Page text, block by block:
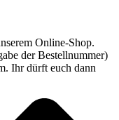
Online-Shop.
der Bestellnummer)
Ihr dürft euch dann